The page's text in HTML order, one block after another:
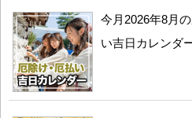
今月2026年8月
い吉日カレンダ